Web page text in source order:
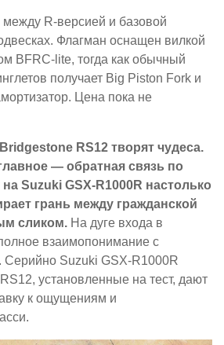
R-версией и базовой
Флагман оснащен вилкой
BFRC-lite, тогда как обычный
получает Big Piston Fork и
Цена пока не
RS12 творят чудеса.
— обратная связь по
Suzuki GSX-R1000R настолько
грань между гражданской
сликом. На дуге входа в
взаимопонимание с
Серийно Suzuki GSX-R1000R
установленные на тест, дают
к ощущениям и